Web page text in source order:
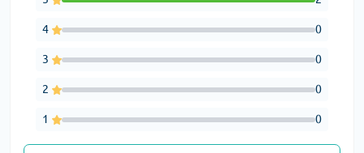
4 0
3 0
2 0
1 0